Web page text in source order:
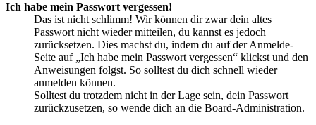
Ich habe mein Passwort vergessen!
Das ist nicht schlimm! Wir können dir zwar dein altes
Passwort nicht wieder mitteilen, du kannst es jedoch
zurücksetzen. Dies machst du, indem du auf der Anmelde-
Seite auf „Ich habe mein Passwort vergessen“ klickst und den
Anweisungen folgst. So solltest du dich schnell wieder
anmelden können.
Solltest du trotzdem nicht in der Lage sein, dein Passwort
zurückzusetzen, so wende dich an die Board-Administration.